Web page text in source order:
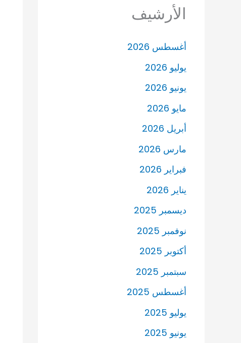
الأرشيف
أغسطس 2026
يوليو 2026
يونيو 2026
مايو 2026
أبريل 2026
مارس 2026
فبراير 2026
يناير 2026
ديسمبر 2025
نوفمبر 2025
أكتوبر 2025
سبتمبر 2025
أغسطس 2025
يوليو 2025
يونيو 2025